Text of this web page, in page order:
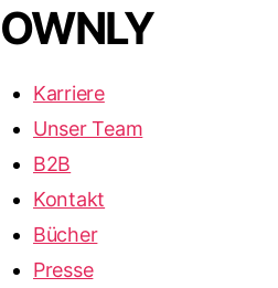
OWNLY
Karriere
Unser Team
B2B
Kontakt
Bücher
Presse